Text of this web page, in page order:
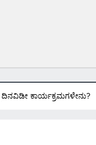
ಕಾರ್ಯಕ್ರಮಗಳೇನು?